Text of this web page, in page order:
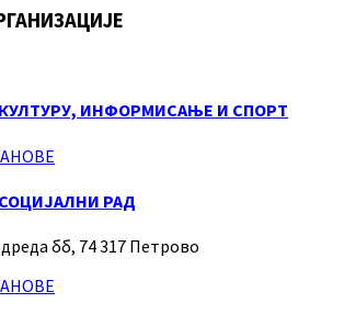
ИНФОРМИСАЊЕ И СПОРТ
РАД
бб, 74 317 Петрово